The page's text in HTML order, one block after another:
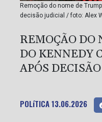
Remoção do nome de
decisão judicial / foto: Alex
REMOÇÃO DO
DO KENNEDY
APÓS
POLíTICA13.06.2026